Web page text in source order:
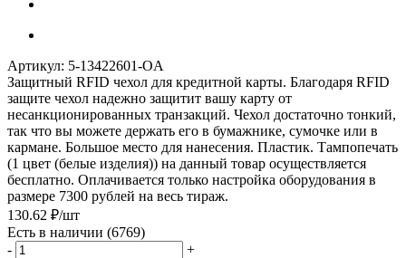
Артикул: 5-13422601-OA
Защитный RFID чехол для кредитной карты. Благодаря RFID
защите чехол надежно защитит вашу карту от
несанкционированных транзакций. Чехол достаточно тонкий,
так что вы можете держать его в бумажнике, сумочке или в
кармане. Большое место для нанесения. Пластик. Тампопечать
(1 цвет (белые изделия)) на данный товар осуществляется
бесплатно. Оплачивается только настройка оборудования в
размере 7300 рублей на весь тираж.
130.62 ₽/шт
Есть в наличии (6769)
-
+